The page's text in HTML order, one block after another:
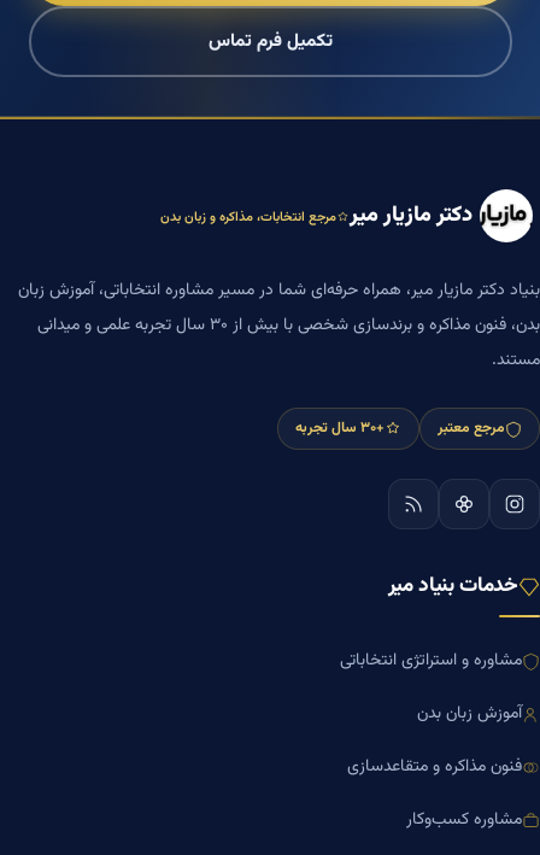
تکمیل فرم تماس
دکتر مازیار میر مرجع انتخابات، مذاکره و زبان بدن
بنیاد دکتر مازیار میر، همراه حرفه‌ای شما در مسیر مشاوره انتخاباتی، آموزش زبان
بدن، فنون مذاکره و برندسازی شخصی با بیش از ۳۰ سال تجربه علمی و میدانی
مستند.
مرجع معتبر +۳۰ سال تجربه
خدمات بنیاد میر
مشاوره و استراتژی انتخاباتی
آموزش زبان بدن
فنون مذاکره و متقاعدسازی
مشاوره کسب‌وکار